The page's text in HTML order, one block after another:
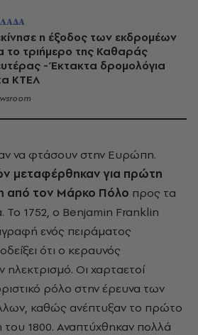
η έξοδος των εκδρομέων
το τριήμερο της Καθαράς
- Έκτακτα δρομολόγια
ΚΤΕΛ
να φτάσουν στην Ευρώπη.
μεταφέρθηκαν για πρώτη
από τον Μάρκο Πόλο προς τα
Το 1752, ο Benjamin Franklin
ενός πειράματος
ότι ο κεραυνός
Οι χαρταετοί
ρόλο στην έρευνα των
καθώς ανέπτυξαν το πρώτο
1800. Αναπτύχθηκαν πολλά